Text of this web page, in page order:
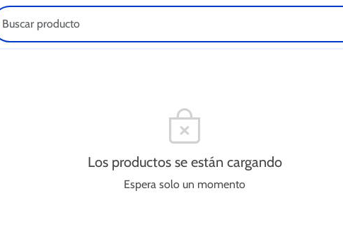
Los productos se están cargando
Espera solo un momento